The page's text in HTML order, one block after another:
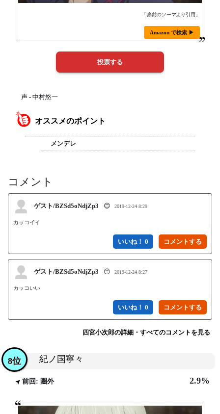
「食戟のソーマより引用」
Amazon で検索 ▶
声 - 中村悠一
オススメのポイント
メンデレ
コメント
ゲスト/BZSd5oNdjZp3 😊 2019-12-24 8:29
カッコイイ
いいね！ 0
ゲスト/BZSd5oNdjZp3 😶 2019-12-24 8:27
カッコいい
いいね！ 0
四宮小次郎の詳細・すべてのコメントを見る
紀ノ国寧々
8位
前回: 圏外 2.9%